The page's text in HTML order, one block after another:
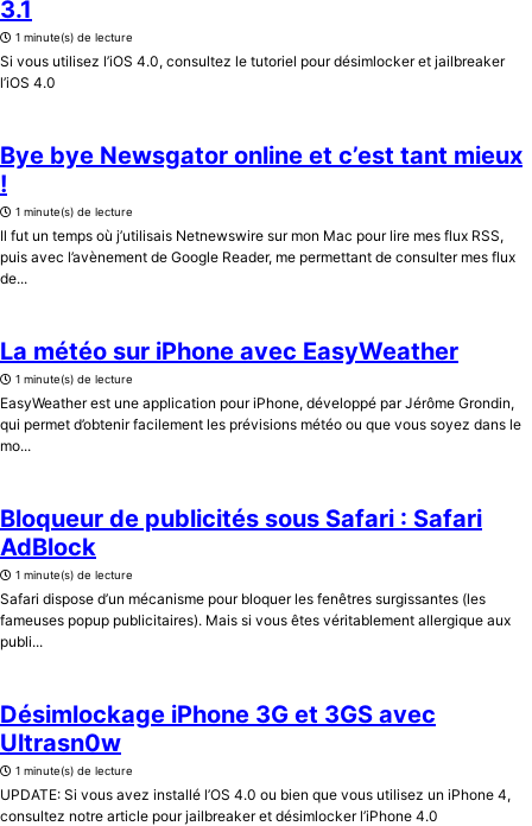
3.1
1 minute(s) de lecture
Si vous utilisez l’iOS 4.0, consultez le tutoriel pour désimlocker et jailbreaker
l’iOS 4.0
Bye bye Newsgator online et c’est tant mieux
!
1 minute(s) de lecture
Il fut un temps où j’utilisais Netnewswire sur mon Mac pour lire mes flux RSS,
puis avec l’avènement de Google Reader, me permettant de consulter mes flux
de...
La météo sur iPhone avec EasyWeather
1 minute(s) de lecture
EasyWeather est une application pour iPhone, développé par Jérôme Grondin,
qui permet d’obtenir facilement les prévisions météo ou que vous soyez dans le
mo...
Bloqueur de publicités sous Safari : Safari
AdBlock
1 minute(s) de lecture
Safari dispose d’un mécanisme pour bloquer les fenêtres surgissantes (les
fameuses popup publicitaires). Mais si vous êtes véritablement allergique aux
publi...
Désimlockage iPhone 3G et 3GS avec
Ultrasn0w
1 minute(s) de lecture
UPDATE: Si vous avez installé l’OS 4.0 ou bien que vous utilisez un iPhone 4,
consultez notre article pour jailbreaker et désimlocker l’iPhone 4.0